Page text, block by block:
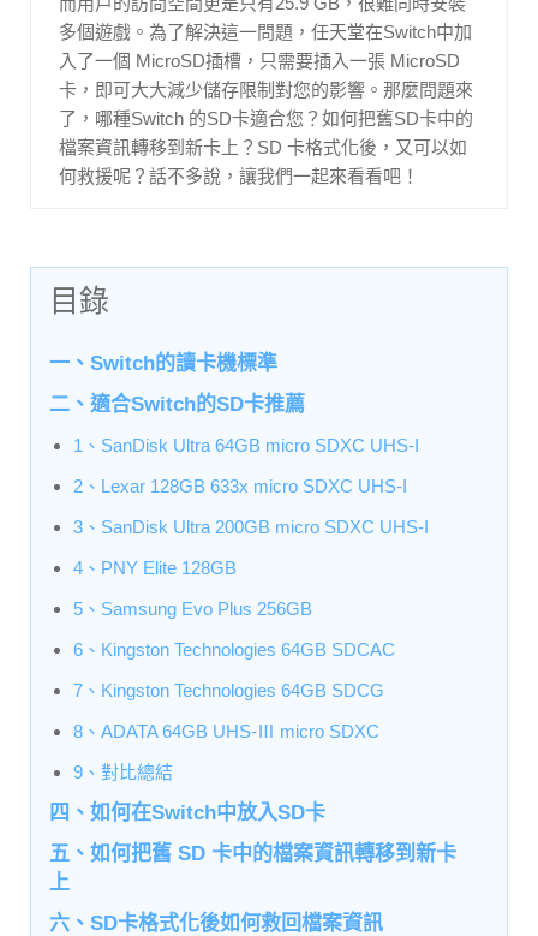
多個遊戲。為了解決這一問題，任天堂在Switch中加
入了一個 MicroSD插槽，只需要插入一張 MicroSD
卡，即可大大減少儲存限制對您的影響。那麼問題來
了，哪種Switch 的SD卡適合您？如何把舊SD卡中的
檔案資訊轉移到新卡上？SD 卡格式化後，又可以如
何救援呢？話不多說，讓我們一起來看看吧！
目錄
一、Switch的讀卡機標準
二、適合Switch的SD卡推薦
1、SanDisk Ultra 64GB micro SDXC UHS-I
2、Lexar 128GB 633x micro SDXC UHS-I
3、SanDisk Ultra 200GB micro SDXC UHS-I
4、PNY Elite 128GB
5、Samsung Evo Plus 256GB
6、Kingston Technologies 64GB SDCAC
7、Kingston Technologies 64GB SDCG
8、ADATA 64GB UHS-Ⅲ micro SDXC
9、對比總結
四、如何在Switch中放入SD卡
五、如何把舊 SD 卡中的檔案資訊轉移到新卡
上
六、SD卡格式化後如何救回檔案資訊